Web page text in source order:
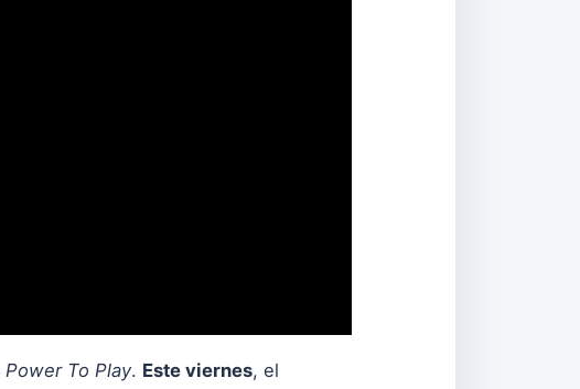
Power To Play. Este viernes, el